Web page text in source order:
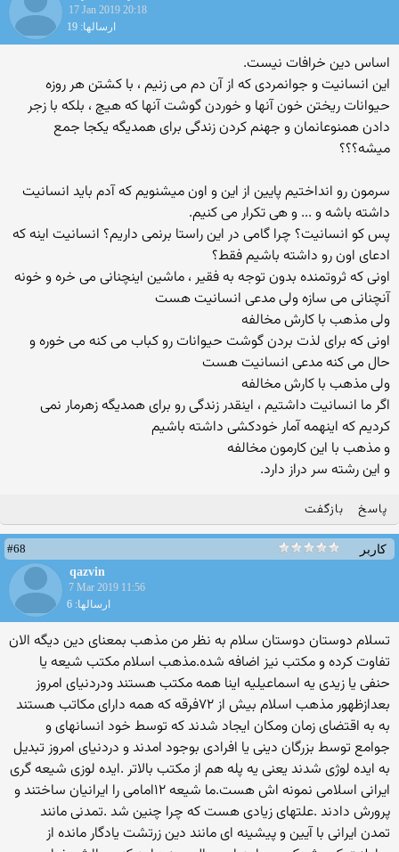
17 Jan 2019 20:18
ارسالها: 19
اساس دین خرافات نیست. ‏
این انسانیت و جوانمردی که از آن دم می زنیم ، با کشتن هر روزه
حیوانات ریختن خون ‏آنها و خوردن گوشت آنها که هیچ ، بلکه با زجر
دادن همنوعانمان و جهنم کردن زندگی ‏برای همدیگه یکجا جمع
میشه؟؟؟
سرمون رو انداختیم پایین از این و اون میشنویم که آدم باید انسانیت
داشته باشه و ... و ‏هی تکرار می کنیم. ‏
پس کو انسانیت؟ چرا گامی در این راستا برنمی داریم؟ انسانیت اینه که
ادعای اون رو ‏داشته باشیم فقط؟
اونی که ثروتمنده بدون توجه به فقیر ، ماشین اینچنانی می خره و خونه
آنچنانی می ‏سازه ولی مدعی انسانیت هست
ولی مذهب با کارش مخالفه
اونی که برای لذت بردن گوشت حیوانات رو کباب می کنه می خوره و
حال می کنه ‏مدعی انسانیت هست
ولی مذهب با کارش مخالفه
اگر ما انسانیت داشتیم ، اینقدر زندگی رو برای همدیگه زهرمار نمی
کردیم که اینهمه ‏آمار خودکشی داشته باشیم
و مذهب با این کارمون مخالفه
و این رشته سر دراز دارد.‏
پاسخ بازگفت
کاربر
#68
qazvin
7 Mar 2019 11:56
ارسالها: 6
تسلام دوستان دوستان سلام به نظر من مذهب بمعنای دین دیگه الان
تفاوت کرده و مکتب نیز اضافه شده.مذهب اسلام مکتب شیعه یا
حنفی یا زیدی یه اسماعیلیه اینا همه مکتب هستند ودردنیای امروز
بعدازظهور مذهب اسلام بیش از ۷۲فرقه که همه دارای مکاتب هستند
به به اقتضای زمان ومکان ایجاد شدند که توسط خود انسانهای و
جوامع توسط بزرگان دینی یا افرادی بوجود امدند و دردنیای امروز تبدیل
به ایده لوژی شدند یعنی یه پله هم از مکتب بالاتر .ایده لوزی شیعه گری
ایرانی اسلامی نمونه اش هست.ما شیعه ۱۲امامی را ایرانیان ساختند و
پرورش دادند .علتهای زیادی هست که چرا چنین شد .تمدنی مانند
تمدن ایرانی با آیین و پیشینه ای مانند دین زرتشت یادگار مانده از